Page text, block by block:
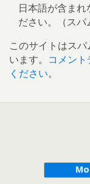
日本語が含まれ
ださい。（スパ
このサイトはス
います。 コメン
ください。